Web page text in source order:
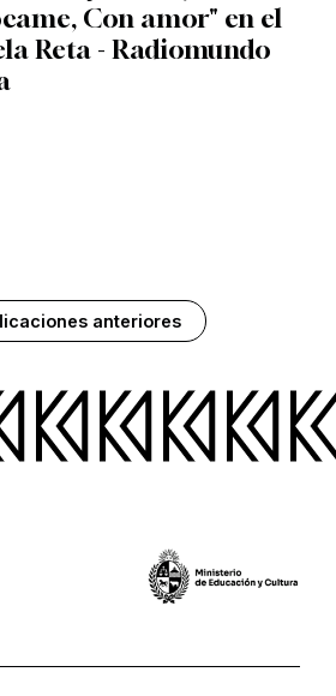
Con amor" en el
Reta - Radiomundo
anteriores